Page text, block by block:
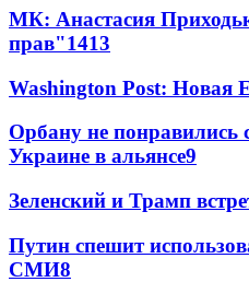
МК: Анастасия
прав"1413
Washington Post: Новая
Орбану не понравились
Украине в альянсе9
Зеленский и Трамп
Путин спешит
СМИ8